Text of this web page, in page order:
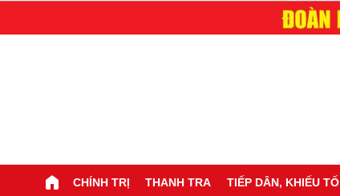
CHÍNH TRỊ THANH TRA TIẾP DÂN, KHIẾU TỐ